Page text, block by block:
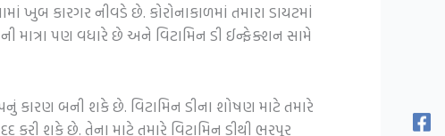
ખુબ કારગર નીવડે છે. કોરોનાકાળમાં તમારા ડાયટમાં
માત્રા પણ વધારે છે અને વિટામિન ડી ઈન્ફેક્શન સામે
કારણ બની શકે છે. વિટામિન ડીના શોષણ માટે તમારે
શકે છે. તેના માટે તમારે વિટામિન ડીથી ભરપૂર